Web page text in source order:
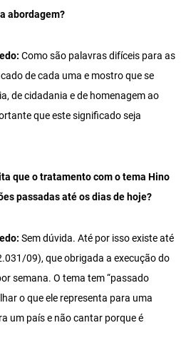
abordagem?
Como são palavras difíceis para as
de cada uma e mostro que se
de cidadania e de homenagem ao
que este significado seja
que o tratamento com o tema Hino
passadas até os dias de hoje?
Sem dúvida. Até por isso existe até
09), que obrigada a execução do
semana. O tema tem “passado
o que ele representa para uma
um país e não cantar porque é